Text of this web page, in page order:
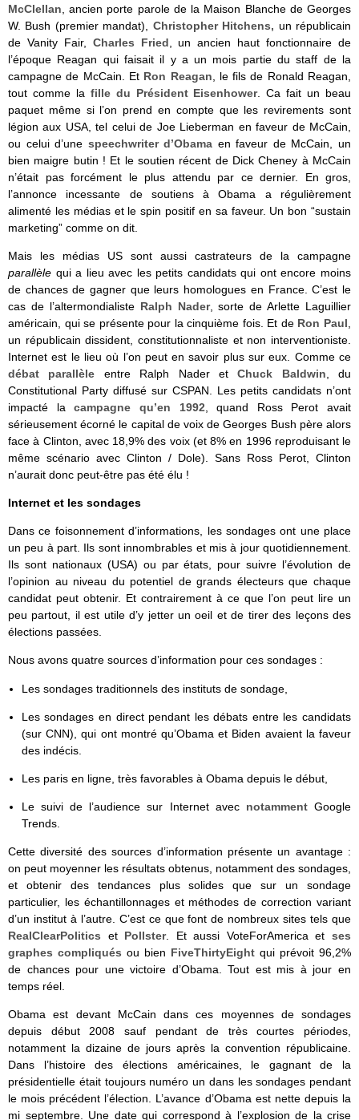
McClellan , ancien porte parole de la Maison Blanche de Georges
W. Bush (premier mandat), Christopher Hitchens, un républicain
de Vanity Fair, Charles Fried , un ancien haut fonctionnaire de
l’époque Reagan qui faisait il y a un mois partie du staff de la
campagne de McCain. Et Ron Reagan , le fils de Ronald Reagan,
tout comme la fille du Président Eisenhower. Ca fait un beau
paquet même si l’on prend en compte que les revirements sont
légion aux USA, tel celui de Joe Lieberman en faveur de McCain,
ou celui d’une speechwriter d’Obama en faveur de McCain, un
bien maigre butin ! Et le soutien récent de Dick Cheney à McCain
n’était pas forcément le plus attendu par ce dernier. En gros,
l’annonce incessante de soutiens à Obama a régulièrement
alimenté les médias et le spin positif en sa faveur. Un bon “sustain
marketing” comme on dit.
Mais les médias US sont aussi castrateurs de la campagne
parallèle qui a lieu avec les petits candidats qui ont encore moins
de chances de gagner que leurs homologues en France. C’est le
cas de l’altermondialiste Ralph Nader, sorte de Arlette Laguillier
américain, qui se présente pour la cinquième fois. Et de Ron Paul,
un républicain dissident, constitutionnaliste et non interventioniste.
Internet est le lieu où l’on peut en savoir plus sur eux. Comme ce
débat parallèle entre Ralph Nader etChuck Baldwin, du
Constitutional Party diffusé sur CSPAN. Les petits candidats n’ont
impacté lacampagne qu’en 1992, quand Ross Perot avait
sérieusement écorné le capital de voix de Georges Bush père alors
face à Clinton, avec 18,9% des voix (et 8% en 1996 reproduisant le
même scénario avec Clinton / Dole). Sans Ross Perot, Clinton
n’aurait donc peut-être pas été élu !
Internet et les sondages
Dans ce foisonnement d’informations, les sondages ont une place
un peu à part. Ils sont innombrables et mis à jour quotidiennement.
Ils sont nationaux (USA) ou par états, pour suivre l’évolution de
l’opinion au niveau du potentiel de grands électeurs que chaque
candidat peut obtenir. Et contrairement à ce que l’on peut lire un
peu partout, il est utile d’y jetter un oeil et de tirer des leçons des
élections passées.
Nous avons quatre sources d’information pour ces sondages :
Les sondages traditionnels des instituts de sondage,
Les sondages en direct pendant les débats entre les candidats
(sur CNN), qui ont montré qu’Obama et Biden avaient la faveur
des indécis.
Les paris en ligne, très favorables à Obama depuis le début,
Le suivi de l’audience sur Internet avec notammentGoogle
Trends.
Cette diversité des sources d’information présente un avantage :
on peut moyenner les résultats obtenus, notamment des sondages,
et obtenir des tendances plus solides que sur un sondage
particulier, les échantillonnages et méthodes de correction variant
d’un institut à l’autre. C’est ce que font de nombreux sites tels que
RealClearPolitics et Pollster. Et aussi VoteForAmerica etses
graphes compliqués ou bien FiveThirtyEight qui prévoit 96,2%
de chances pour une victoire d’Obama. Tout est mis à jour en
temps réel.
Obama est devant McCain dans ces moyennes de sondages
depuis début 2008 sauf pendant de très courtes périodes,
notamment la dizaine de jours après la convention républicaine.
Dans l’histoire des élections américaines, le gagnant de la
présidentielle était toujours numéro un dans les sondages pendant
le mois précédent l’élection. L’avance d’Obama est nette depuis la
mi septembre. Une date qui correspond à l’explosion de la crise